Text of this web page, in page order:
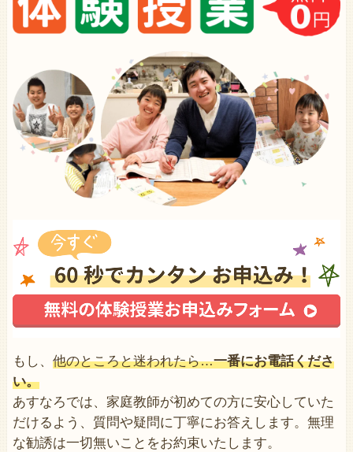
もし、 他のところと迷われたら…一番にお電話くださ
い。
あすなろでは、家庭教師が初めての方に安心していた
だけるよう、質問や疑問に丁寧にお答えします。無理
な勧誘は一切無いことをお約束いたします。